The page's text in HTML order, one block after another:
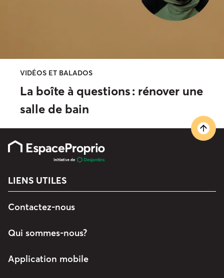
VIDÉOS ET BALADOS
La boîte à questions : rénover une
salle de bain
LIENS UTILES
Contactez-nous
Qui sommes-nous?
Application mobile